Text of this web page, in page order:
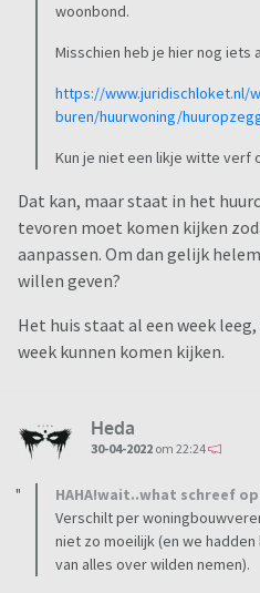
woonbond.
Misschien heb je hier nog iets
https://www.juridischloket.nl/
buren/huurwoning/
Kun je niet een likje witte verf
Dat kan, maar staat in het
tevoren moet komen kijken
aanpassen. Om dan gelijk
willen geven?
Het huis staat al een week
week kunnen komen kijken.
Heda
30-04-2022 om 22:24
HAHA!wait..what schreef op
Verschilt per
niet zo moeilijk (en we
van alles over wilden nemen).